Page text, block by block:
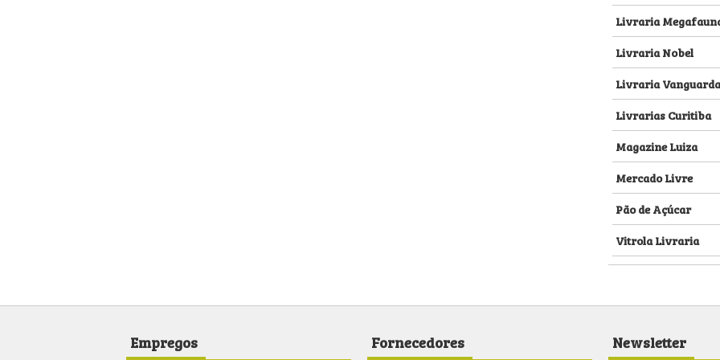
Livraria
Livraria Nobel
Livraria Vanguarda
Livrarias Curitiba
Magazine Luiza
Mercado Livre
Pão de Açúcar
Vitrola Livraria
Empregos Fornecedores Newsletter